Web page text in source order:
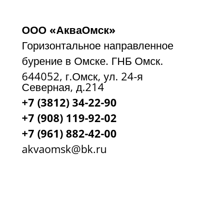
ООО «АкваОмск»
Горизонтальное направленное
бурение в Омске. ГНБ Омск.
644052, г.Омск, ул. 24-я
Северная, д.214
+7 (3812) 34-22-90
+7 (908) 119-92-02
+7 (961) 882-42-00
akvaomsk@bk.ru